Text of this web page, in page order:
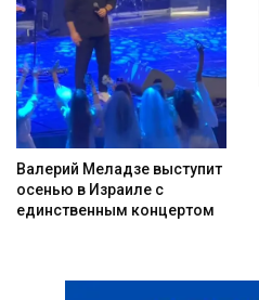
Валерий Меладзе выступит
осенью в Израиле с
единственным концертом